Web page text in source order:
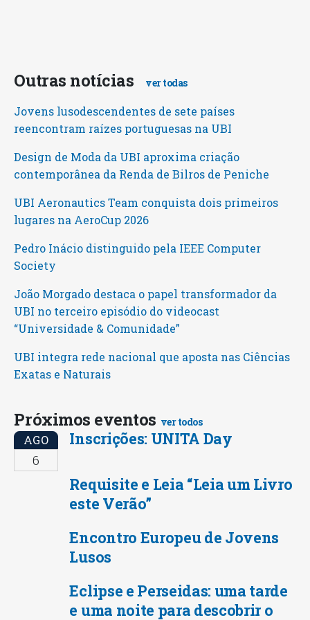
Outras notícias ver todas
Jovens lusodescendentes de sete países
reencontram raízes portuguesas na UBI
Design de Moda da UBI aproxima criação
contemporânea da Renda de Bilros de Peniche
UBI Aeronautics Team conquista dois primeiros
lugares na AeroCup 2026
Pedro Inácio distinguido pela IEEE Computer
Society
João Morgado destaca o papel transformador da
UBI no terceiro episódio do videocast
“Universidade & Comunidade”
UBI integra rede nacional que aposta nas Ciências
Exatas e Naturais
Próximos eventos ver todos
AGO
6
Inscrições: UNITA Day
Requisite e Leia “Leia um Livro
este Verão”
Encontro Europeu de Jovens
Lusos
Eclipse e Perseidas: uma tarde
e uma noite para descobrir o